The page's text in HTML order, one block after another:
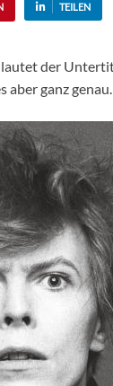
TEILEN
lautet der
aber ganz genau.